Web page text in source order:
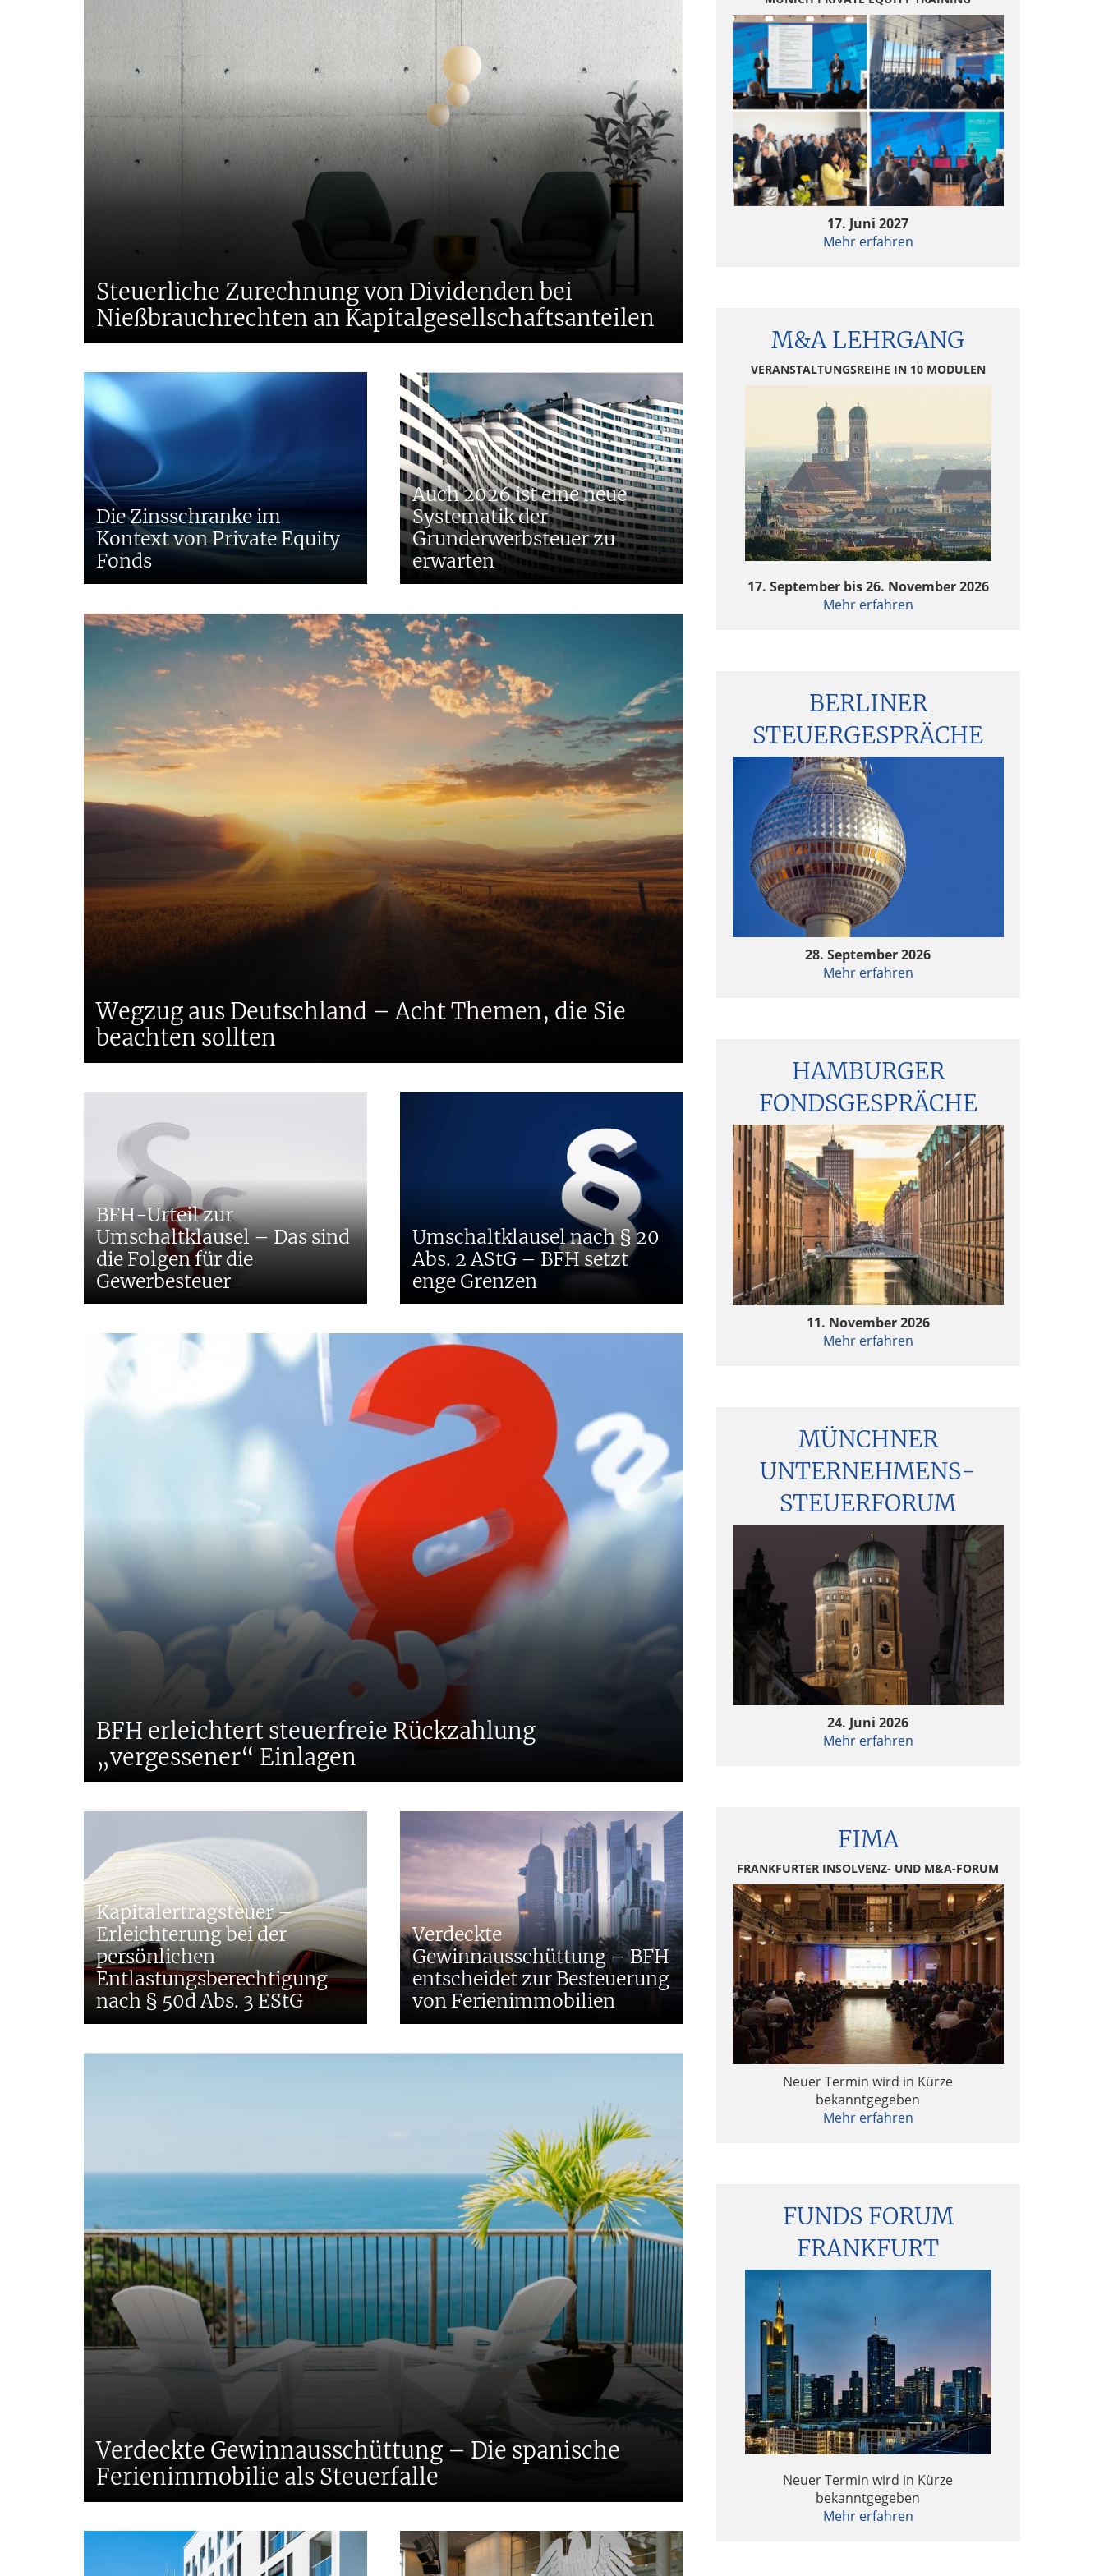
Steuerliche Zurechnung von Dividenden bei
Nießbrauchrechten an Kapitalgesellschaftsanteilen
Die Zinsschranke im
Kontext von Private Equity
Fonds
Auch 2026 ist eine neue
Systematik der
Grunderwerbsteuer zu
erwarten
Wegzug aus Deutschland – Acht Themen, die Sie
beachten sollten
BFH-Urteil zur
Umschaltklausel – Das sind
die Folgen für die
Gewerbesteuer
Umschaltklausel nach § 20
Abs. 2 AStG – BFH setzt
enge Grenzen
BFH erleichtert steuerfreie Rückzahlung
„vergessener“ Einlagen
Kapitalertragsteuer –
Erleichterung bei der
persönlichen
Entlastungsberechtigung
nach § 50d Abs. 3 EStG
Verdeckte
Gewinnausschüttung – BFH
entscheidet zur Besteuerung
von Ferienimmobilien
Verdeckte Gewinnausschüttung – Die spanische
Ferienimmobilie als Steuerfalle
17. Juni 2027
Mehr erfahren
M&A LEHRGANG
VERANSTALTUNGSREIHE IN 10 MODULEN
17. September bis 26. November 2026
Mehr erfahren
BERLINER
STEUERGESPRÄCHE
28. September 2026
Mehr erfahren
HAMBURGER
FONDSGESPRÄCHE
11. November 2026
Mehr erfahren
MÜNCHNER
UNTERNEHMENS­
STEUERFORUM
24. Juni 2026
Mehr erfahren
FIMA
FRANKFURTER INSOLVENZ- UND M&A-FORUM
Neuer Termin wird in Kürze
bekanntgegeben
Mehr erfahren
FUNDS FORUM
FRANKFURT
Neuer Termin wird in Kürze
bekanntgegeben
Mehr erfahren